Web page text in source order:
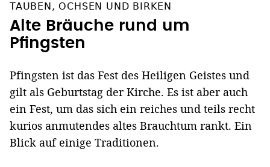
TAUBEN, OCHSEN UND BIRKEN
Alte Bräuche rund um
Pfingsten
Pfingsten ist das Fest des Heiligen Geistes und
gilt als Geburtstag der Kirche. Es ist aber auch
ein Fest, um das sich ein reiches und teils recht
kurios anmutendes altes Brauchtum rankt. Ein
Blick auf einige Traditionen.